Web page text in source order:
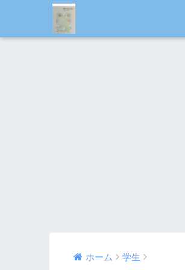
ホーム 学生